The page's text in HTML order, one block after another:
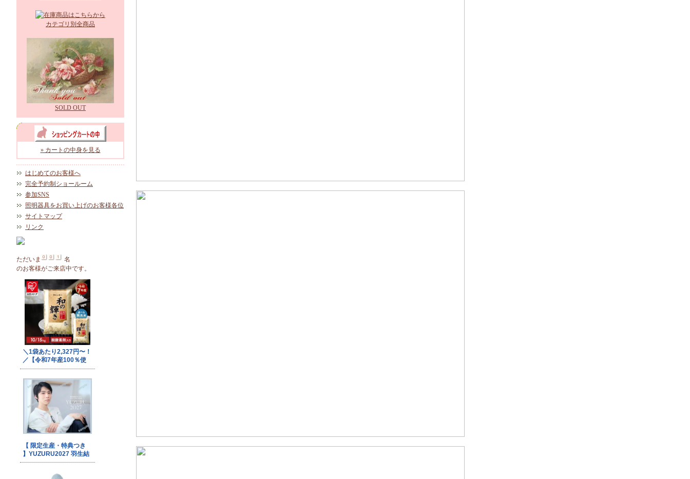
カテゴリ別全商品
SOLD OUT
» カートの中身を見る
はじめてのお客様へ
完全予約制ショールーム
参加SNS
照明器具をお買い上げのお客様各位
サイトマップ
リンク
ただいま
名
のお客様がご来店中です。